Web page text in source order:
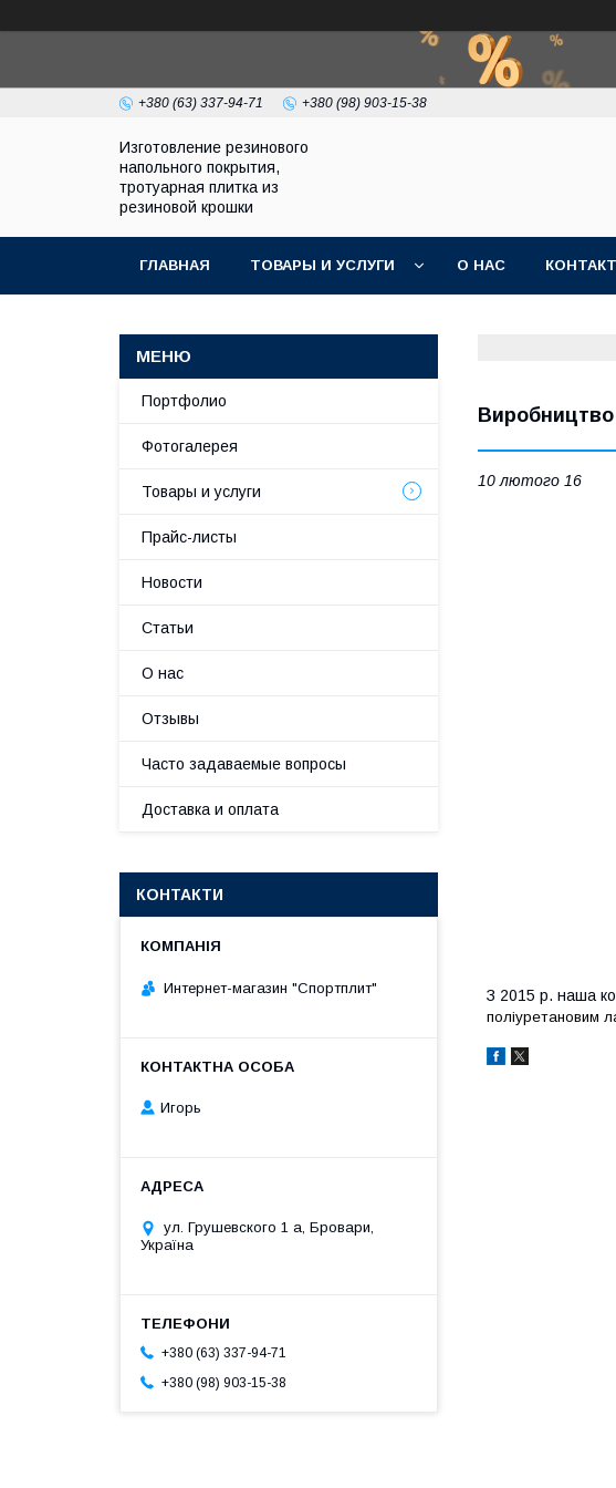
+380 (63) 337-94-71 +380 (98) 903-15-38
Изготовление резинового
напольного покрытия,
тротуарная плитка из
резиновой крошки
ГЛАВНАЯ ТОВАРЫ И УСЛУГИ О НАС
10 лютого 16
З 2015 р. наша
поліуретановим
Портфолио
Фотогалерея
Товары и услуги
Прайс-листы
Новости
Статьи
О нас
Отзывы
Часто задаваемые вопросы
Доставка и оплата
КОНТАКТИ
Интернет-магазин "Спортплит"
Игорь
ул. Грушевского 1 а, Бровари,
Україна
+380 (63) 337-94-71
+380 (98) 903-15-38